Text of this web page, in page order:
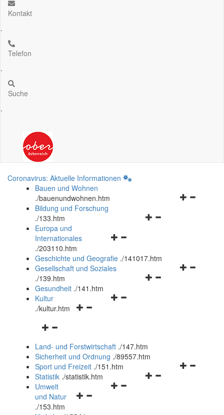
Kontakt
.
Telefon
.
Suche
.
Coronavirus: Aktuelle Informationen
Bauen und Wohnen
./bauenundwohnen.htm
Navigationsmenü
Bildung und Forschung
./133.htm
Navigationsmenü
und
schließen
Europa und
Internationales
./203110.htm
Geschichte und Geografie ./141017.htm
Navigationsmenü
Gesellschaft und Soziales
./139.htm
Navigationsmenü
Gesundheit ./141.htm
Navigationsmenü
Kultur
./kultur.htm
Navigationsmenü
und
schließen
Land- und Forstwirtschaft ./147.htm
Sicherheit und Ordnung ./89557.htm
Navigationsmenü
Sport und Freizeit ./151.htm
Navigationsmenü
Statistik ./statistik.htm
Navigationsmenü
Umwelt
und Natur
./153.htm